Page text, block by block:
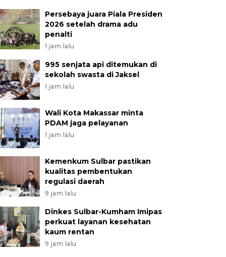
Persebaya juara Piala Presiden
2026 setelah drama adu
penalti
1 jam lalu
995 senjata api ditemukan di
sekolah swasta di Jaksel
1 jam lalu
Wali Kota Makassar minta
PDAM jaga pelayanan
1 jam lalu
Kemenkum Sulbar pastikan
kualitas pembentukan
regulasi daerah
9 jam lalu
Dinkes Sulbar-Kumham Imipas
perkuat layanan kesehatan
kaum rentan
9 jam lalu